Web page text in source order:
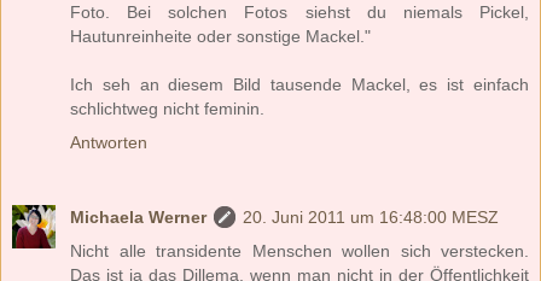
Foto. Bei solchen Fotos siehst du niemals Pickel,
Hautunreinheite oder sonstige Mackel."
Ich seh an diesem Bild tausende Mackel, es ist einfach
schlichtweg nicht feminin.
Antworten
Michaela Werner
20. Juni 2011 um 16:48:00 MESZ
Nicht alle transidente Menschen wollen sich verstecken.
Das ist ja das Dillema, wenn man nicht in der Öffentlichkeit